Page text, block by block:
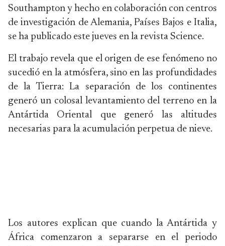
Southampton y hecho en colaboración con centros
de investigación de Alemania, Países Bajos e Italia,
se ha publicado este jueves en la revista Science.
El trabajo revela que el origen de ese fenómeno no
sucedió en la atmósfera, sino en las profundidades
de la Tierra: La separación de los continentes
generó un colosal levantamiento del terreno en la
Antártida Oriental que generó las altitudes
necesarias para la acumulación perpetua de nieve.
Los autores explican que cuando la Antártida y
África comenzaron a separarse en el periodo